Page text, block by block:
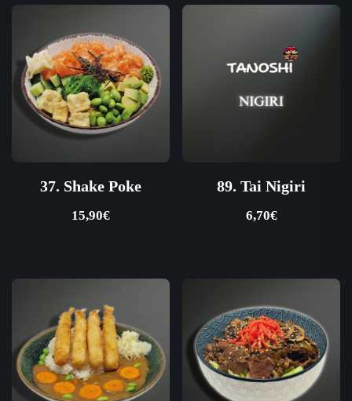
37. Shake Poke
15,90€
89. Tai Nigiri
6,70€